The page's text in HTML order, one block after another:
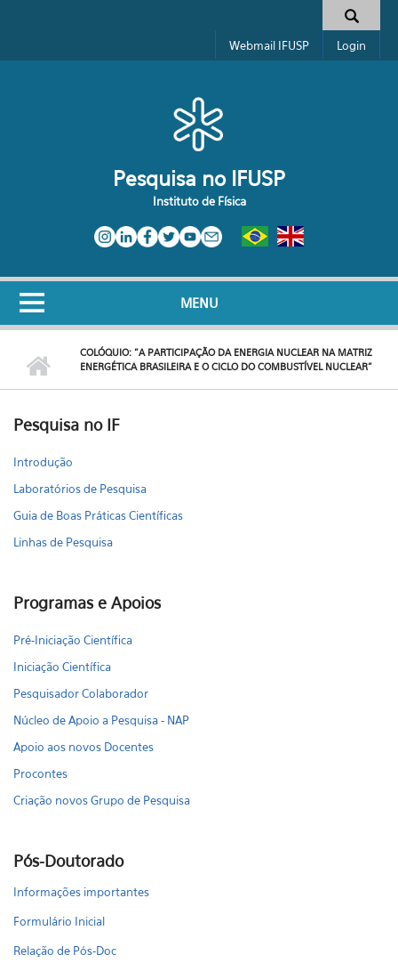
Formulário de busca
Webmail IFUSP Login
Pesquisa no IFUSP
Instituto de Física
MENU
COLÓQUIO: "A PARTICIPAÇÃO DA ENERGIA NUCLEAR NA MATRIZ
ENERGÉTICA BRASILEIRA E O CICLO DO COMBUSTÍVEL NUCLEAR"
Pesquisa no IF
Introdução
Laboratórios de Pesquisa
Guia de Boas Práticas Científicas
Linhas de Pesquisa
Programas e Apoios
Pré-Iniciação Científica
Iniciação Científica
Pesquisador Colaborador
Núcleo de Apoio a Pesquisa - NAP
Apoio aos novos Docentes
Procontes
Criação novos Grupo de Pesquisa
Pós-Doutorado
Informações importantes
Formulário Inicial
Relação de Pós-Doc